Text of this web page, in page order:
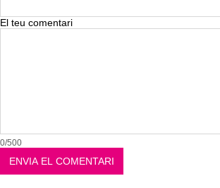
El teu comentari
0/500